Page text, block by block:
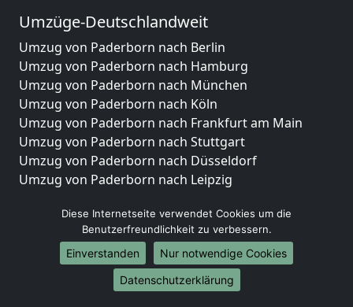
Umzüge-Deutschlandweit
Umzug von Paderborn nach Berlin
Umzug von Paderborn nach Hamburg
Umzug von Paderborn nach München
Umzug von Paderborn nach Köln
Umzug von Paderborn nach Frankfurt am Main
Umzug von Paderborn nach Stuttgart
Umzug von Paderborn nach Düsseldorf
Umzug von Paderborn nach Leipzig
Umzug von Paderborn nach Essen
Umzug von Paderborn nach Bremen
Umzug von Paderborn nach Dresden
Umzug von Paderborn nach Hannover
Umzug von Paderborn nach Nürnberg
Diese Internetseite verwendet Cookies um die
Benutzerfreundlichkeit zu verbessern.
Einverstanden
Nur notwendige Cookies
Datenschutzerklärung